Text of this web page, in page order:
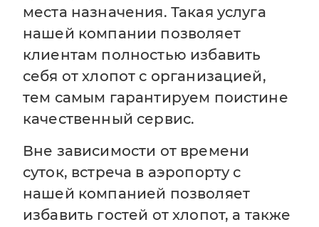
места назначения. Такая услуга
нашей компании позволяет
клиентам полностью избавить
себя от хлопот с организацией,
тем самым гарантируем поистине
качественный сервис.
Вне зависимости от времени
суток, встреча в аэропорту с
нашей компанией позволяет
избавить гостей от хлопот, а также